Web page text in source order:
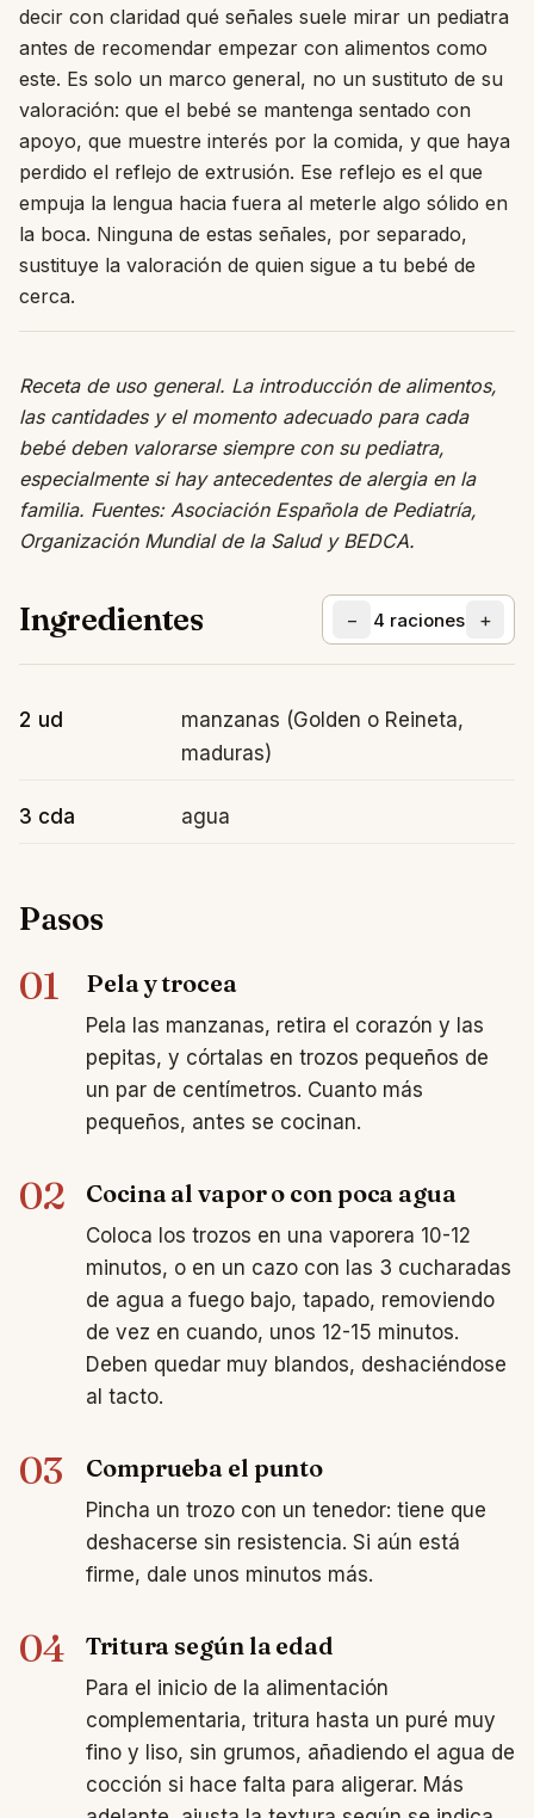
decir con claridad qué señales suele mirar un pediatra
antes de recomendar empezar con alimentos como
este. Es solo un marco general, no un sustituto de su
valoración: que el bebé se mantenga sentado con
apoyo, que muestre interés por la comida, y que haya
perdido el reflejo de extrusión. Ese reflejo es el que
empuja la lengua hacia fuera al meterle algo sólido en
la boca. Ninguna de estas señales, por separado,
sustituye la valoración de quien sigue a tu bebé de
cerca.
Receta de uso general. La introducción de alimentos,
las cantidades y el momento adecuado para cada
bebé deben valorarse siempre con su pediatra,
especialmente si hay antecedentes de alergia en la
familia. Fuentes: Asociación Española de Pediatría,
Organización Mundial de la Salud y BEDCA.
Ingredientes − 4 raciones +
2 ud
manzanas (Golden o Reineta,
maduras)
3 cda agua
Pasos
01 Pela y trocea
Pela las manzanas, retira el corazón y las
pepitas, y córtalas en trozos pequeños de
un par de centímetros. Cuanto más
pequeños, antes se cocinan.
02 Cocina al vapor o con poca agua
Coloca los trozos en una vaporera 10-12
minutos, o en un cazo con las 3 cucharadas
de agua a fuego bajo, tapado, removiendo
de vez en cuando, unos 12-15 minutos.
Deben quedar muy blandos, deshaciéndose
al tacto.
03 Comprueba el punto
Pincha un trozo con un tenedor: tiene que
deshacerse sin resistencia. Si aún está
firme, dale unos minutos más.
04 Tritura según la edad
Para el inicio de la alimentación
complementaria, tritura hasta un puré muy
fino y liso, sin grumos, añadiendo el agua de
cocción si hace falta para aligerar. Más